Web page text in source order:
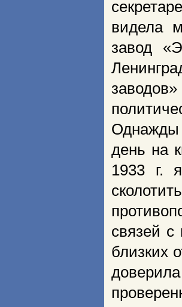
видела
завод
день на
1933 г.
связей с
близких